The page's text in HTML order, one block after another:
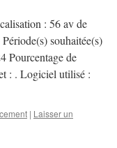
: 56 av de
souhaitée(s)
Pourcentage de
: . Logiciel utilisé :
| Laisser un